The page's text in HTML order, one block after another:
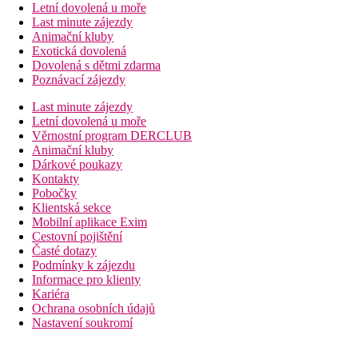
Letní dovolená u moře
Last minute zájezdy
Animační kluby
Exotická dovolená
Dovolená s dětmi zdarma
Poznávací zájezdy
Last minute zájezdy
Letní dovolená u moře
Věrnostní program DERCLUB
Animační kluby
Dárkové poukazy
Kontakty
Pobočky
Klientská sekce
Mobilní aplikace Exim
Cestovní pojištění
Časté dotazy
Podmínky k zájezdu
Informace pro klienty
Kariéra
Ochrana osobních údajů
Nastavení soukromí